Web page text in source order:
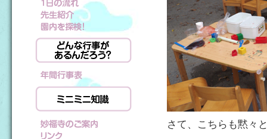
さて、こちらも黙々